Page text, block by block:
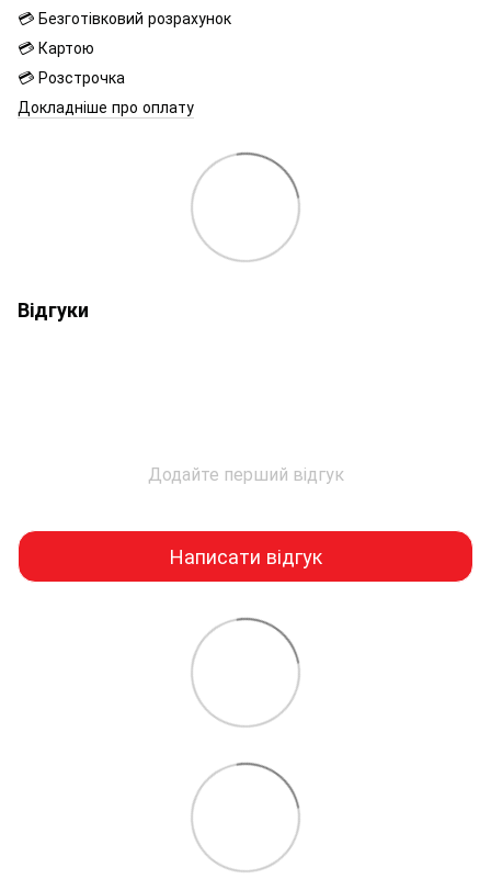
💳 Безготівковий розрахунок
💳 Картою
💳 Розстрочка
Докладніше про оплату
Відгуки
Додайте перший відгук
Написати відгук